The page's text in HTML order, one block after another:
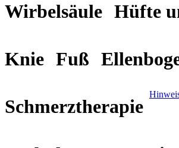
Wirbelsäule Hüfte
Knie Fuß
Schmerztherapie